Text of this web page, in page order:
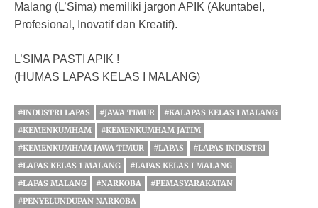
Malang (L’Sima) memiliki jargon APIK (Akuntabel,
Profesional, Inovatif dan Kreatif).
L’SIMA PASTI APIK !
(HUMAS LAPAS KELAS I MALANG)
#INDUSTRI LAPAS #JAWA TIMUR
#KALAPAS KELAS I MALANG
#KEMENKUMHAM
#KEMENKUMHAM JATIM
#KEMENKUMHAM JAWA TIMUR
#LAPAS
#LAPAS INDUSTRI
#LAPAS KELAS 1 MALANG
#LAPAS KELAS I MALANG
#LAPAS MALANG
#NARKOBA
#PEMASYARAKATAN
#PENYELUNDUPAN NARKOBA